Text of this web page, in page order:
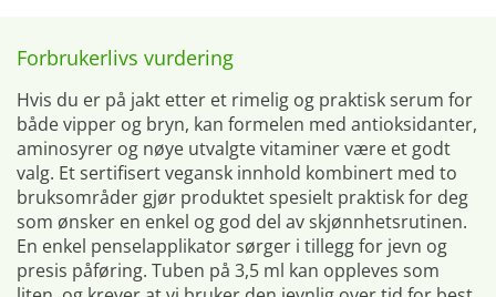
Forbrukerlivs vurdering
Hvis du er på jakt etter et rimelig og praktisk serum for
både vipper og bryn, kan formelen med antioksidanter,
aminosyrer og nøye utvalgte vitaminer være et godt
valg. Et sertifisert vegansk innhold kombinert med to
bruksområder gjør produktet spesielt praktisk for deg
som ønsker en enkel og god del av skjønnhetsrutinen.
En enkel penselapplikator sørger i tillegg for jevn og
presis påføring. Tuben på 3,5 ml kan oppleves som